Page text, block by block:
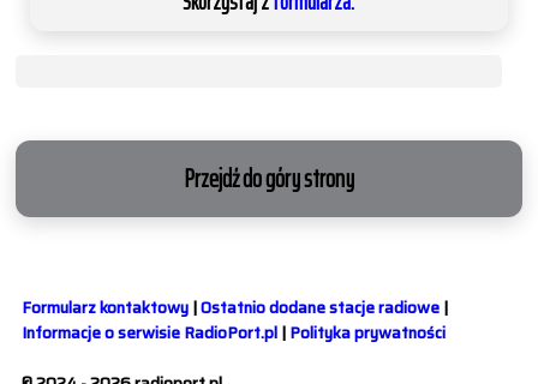
Przejdź do góry strony
Formularz kontaktowy|Ostatnio dodane stacje radiowe|
Informacje o serwisie RadioPort.pl|Polityka prywatności